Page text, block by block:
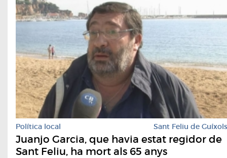
Política local Sant Feliu de Guíxols
Juanjo Garcia, que havia estat regidor de
Sant Feliu, ha mort als 65 anys